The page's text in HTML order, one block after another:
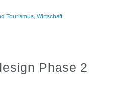
Tourismus,Wirtschaft
Phase 2